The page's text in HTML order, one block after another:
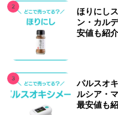
ほりにし
ン・カル
安値も紹介
パルスオ
ルシア・
最安値も